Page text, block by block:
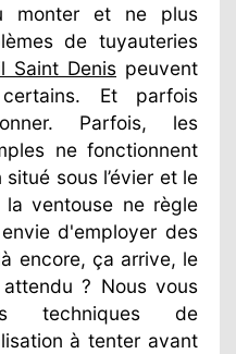
monter et ne plus
de tuyauteries
Saint Denis peuvent
Et parfois
Parfois, les
ne fonctionnent
sous l’évier et le
ventouse ne règle
d'employer des
encore, ça arrive, le
? Nous vous
techniques de
à tenter avant